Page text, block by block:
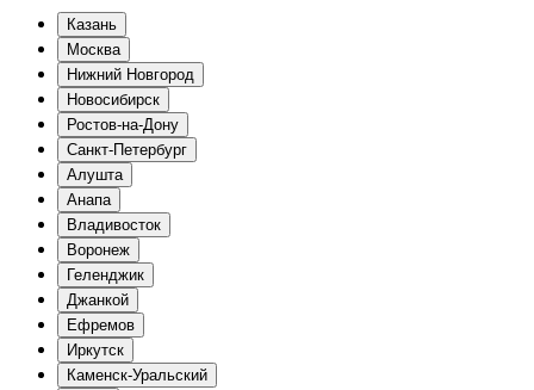
Казань
Москва
Нижний Новгород
Новосибирск
Ростов-на-Дону
Санкт-Петербург
Алушта
Анапа
Владивосток
Воронеж
Геленджик
Джанкой
Ефремов
Иркутск
Каменск-Уральский